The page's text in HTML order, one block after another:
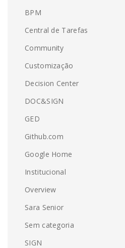
BPM
Central de Tarefas
Community
Customização
Decision Center
DOC&SIGN
GED
Github.com
Google Home
Institucional
Overview
Sara Senior
Sem categoria
SIGN